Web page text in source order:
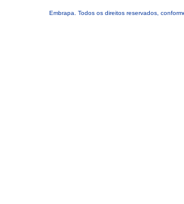
Embrapa. Todos os direitos reservados,